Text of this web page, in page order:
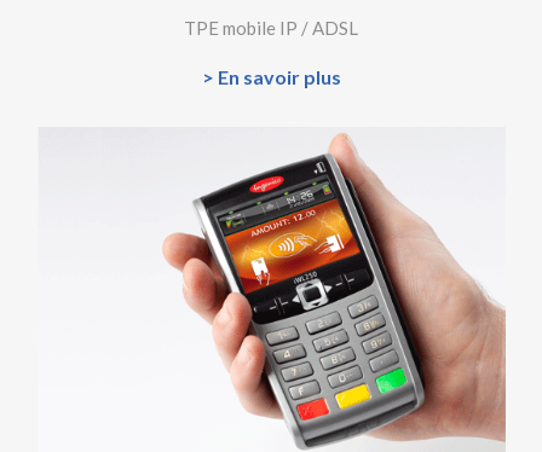
TPE mobile IP / ADSL
> En savoir plus